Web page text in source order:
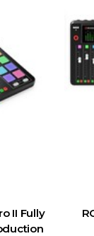
II Fully